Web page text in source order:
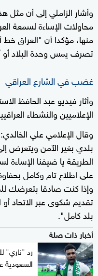
وأشار الزاملي إلى أن مثل
محاولات الإساءة لسمعة
منها، مؤكدا أن "العراق
تصرف يمس وحدة البلاد أو
غضب في الشارع العراقي
وأثار فيديو عبد الحافظ
الإعلاميين والنشطاء
وقال الإعلامي علي
بلدي بغير الآمن ويتعرض
الطريقة يا ضيفنا الإساءة
على اطلاع تام وكامل
وإذا كنت صادقا بتعرضك
تقديم شكوى عبر الاتحاد
بلد كامل".
أخبار ذات صلة
رد "ناري"
السعودية